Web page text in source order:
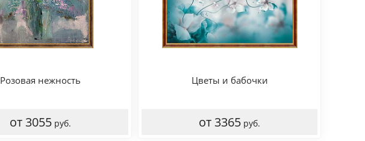
Розовая нежность
от 3055 руб.
Цветы и бабочки
от 3365 руб.